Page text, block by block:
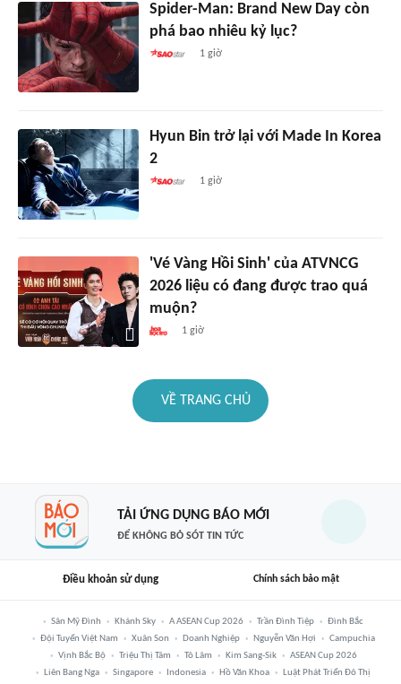
Spider-Man: Brand New Day còn
phá bao nhiêu kỷ lục?
1 giờ
Hyun Bin trở lại với Made In Korea
2
1 giờ
'Vé Vàng Hồi Sinh' của ATVNCG
2026 liệu có đang được trao quá
muộn?
1 giờ
VỀ TRANG CHỦ
TẢI ỨNG DỤNG BÁO MỚI
ĐỂ KHÔNG BỎ SÓT TIN TỨC
Điều khoản sử dụng Chính sách bảo mật
Sân Mỹ Đình Khánh Sky A ASEAN Cup 2026 Trần Đình Tiệp
Đình Bắc
Đội Tuyển Việt Nam
Xuân Son Doanh Nghiệp Nguyễn Văn Hợi
Campuchia
Vịnh Bắc Bộ
Triệu Thị Tâm Tô Lâm Kim Sang-Sik
ASEAN Cup 2026
Liên Bang Nga
Singapore Indonesia Hồ Văn Khoa
Luật Phát Triển Đô Thị